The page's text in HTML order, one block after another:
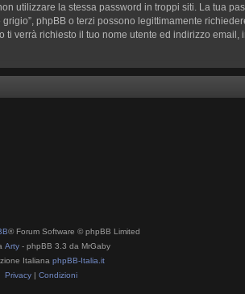
utilizzare la stessa password in troppi siti. La tua
phpBB o terzi possono legittimamente
verrà richiesto il tuo nome utente ed indirizzo
® Forum Software © phpBB Limited
Arty - phpBB 3.3 da MrGaby
Italiana phpBB-Italia.it
Privacy | Condizioni